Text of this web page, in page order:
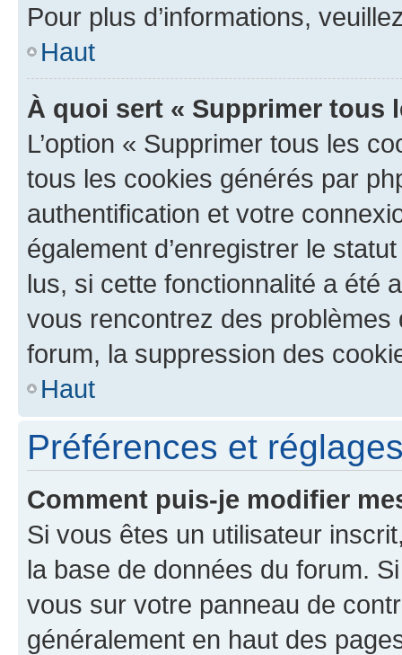
Pour plus d’informations,
Haut
À quoi sert « Supprimer tous
L’option « Supprimer tous les
tous les cookies générés par
authentification et votre
également d’enregistrer le
lus, si cette fonctionnalité a été
vous rencontrez des
forum, la suppression des
Haut
Préférences et
Comment puis-je modifier
Si vous êtes un utilisateur
la base de données du forum.
vous sur votre panneau de
généralement en haut des